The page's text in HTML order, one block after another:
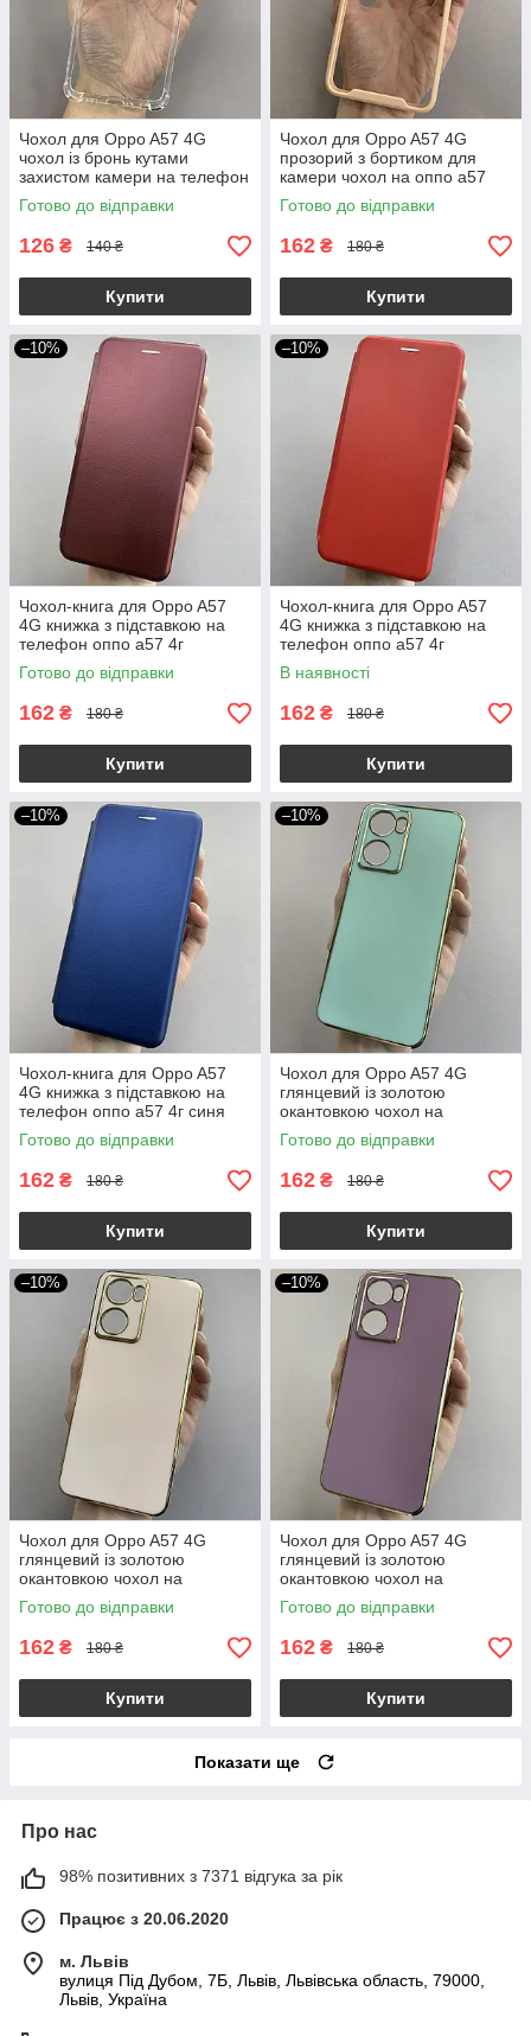
Чохол для Oppo A57 4G
чохол із бронь кутами
захистом камери на телефон
оппо а57 4г прозорий ttp
Готово до відправки
126 ₴ 140 ₴
Купити
Чохол для Oppo A57 4G
прозорий з бортиком для
камери чохол на оппо а57
бежевий k6h
Готово до відправки
162 ₴ 180 ₴
Купити
–10%
Чохол-книга для Oppo A57
4G книжка з підставкою на
телефон оппо а57 4г
бордова stn
Готово до відправки
162 ₴ 180 ₴
Купити
–10%
Чохол-книга для Oppo A57
4G книжка з підставкою на
телефон оппо а57 4г
червона stn
В наявності
162 ₴ 180 ₴
Купити
–10%
Чохол-книга для Oppo A57
4G книжка з підставкою на
телефон оппо а57 4г синя
stn
Готово до відправки
162 ₴ 180 ₴
Купити
–10%
Чохол для Oppo A57 4G
глянцевий із золотою
окантовкою чохол на
телефон оппо а57 4г
бірюзовий h7y
Готово до відправки
162 ₴ 180 ₴
Купити
–10%
Чохол для Oppo A57 4G
глянцевий із золотою
окантовкою чохол на
телефон оппо а57 4г
пудровий h7y
Готово до відправки
162 ₴ 180 ₴
Купити
–10%
Чохол для Oppo A57 4G
глянцевий із золотою
окантовкою чохол на
телефон оппо а57 4г
чорничний h7y
Готово до відправки
162 ₴ 180 ₴
Купити
Показати ще
Про нас
98% позитивних з 7371 відгука за рік
Працює з 20.06.2020
м. Львів
вулиця Під Дубом, 7Б, Львів, Львівська область, 79000,
Львів, Україна